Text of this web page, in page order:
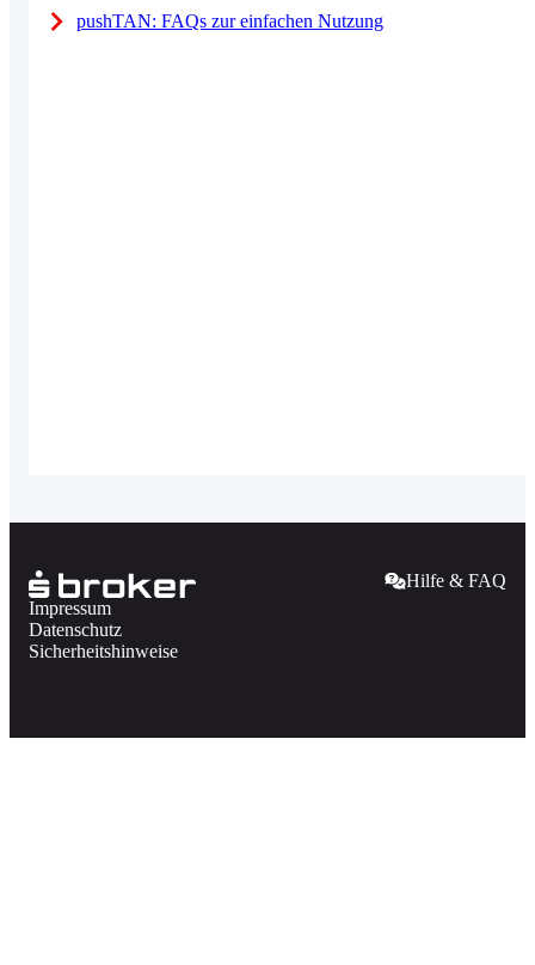
pushTAN: FAQs zur einfachen Nutzung
Hilfe & FAQ
Impressum
Datenschutz
Sicherheitshinweise